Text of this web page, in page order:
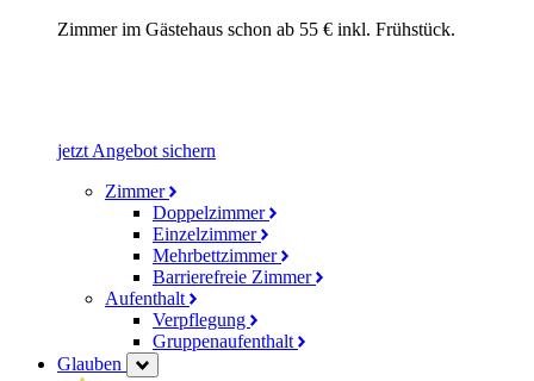
Zimmer im Gästehaus schon ab 55 € inkl. Frühstück.
jetzt Angebot sichern
Zimmer
Doppelzimmer
Einzelzimmer
Mehrbettzimmer
Barrierefreie Zimmer
Aufenthalt
Verpflegung
Gruppenaufenthalt
Glauben